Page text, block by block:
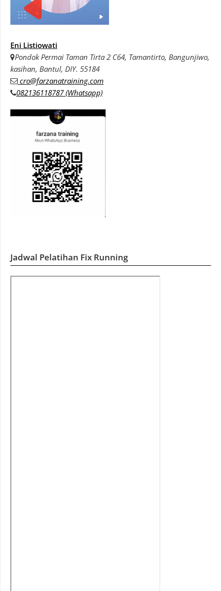
Eni Listiowati
Pondok Permai Taman Tirta 2 C64, Tamantirto, Bangunjiwo,
kasihan, Bantul, DIY. 55184
cro@farzanatraining.com
082136118787 (Whatsapp)
Jadwal Pelatihan Fix Running